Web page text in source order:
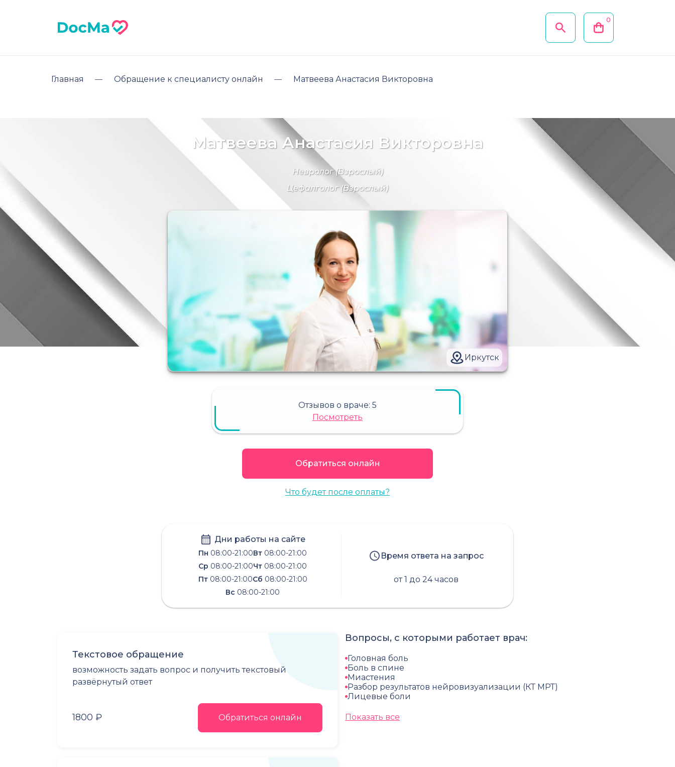
0
Главная Обращение к специалисту онлайн Матвеева Анастасия Викторовна
Матвеева Анастасия Викторовна
Невролог(Взрослый)
Цефалголог(Взрослый)
Иркутск
Отзывов о враче: 5
Посмотреть
Обратиться онлайн
Что будет после оплаты?
Дни работы на сайте
Пн 08:00-21:00Вт 08:00-21:00
Ср 08:00-21:00Чт 08:00-21:00
Пт08:00-21:00Сб 08:00-21:00
Вс 08:00-21:00
Время ответа на запрос
от 1 до 24 часов
Текстовое обращение
возможность задать вопрос и получить текстовый
развёрнутый ответ
1800 ₽ Обратиться онлайн
Вопросы, с которыми работает врач:
Головная боль
Боль в спине
Миастения
Разбор результатов нейровизуализации (КТ МРТ)
Лицевые боли
Показать все